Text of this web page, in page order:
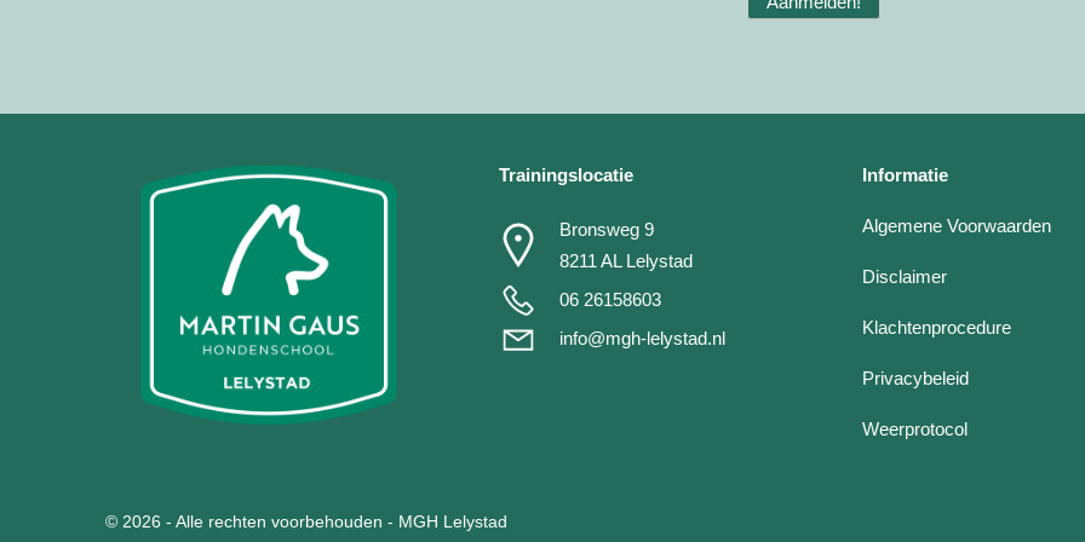
Trainingslocatie
Bronsweg 9
8211 AL Lelystad
06 26158603
info@mgh-lelystad.nl
Informatie
Algemene Voorwaarden
Disclaimer
Klachtenprocedure
Privacybeleid
Weerprotocol
© 2026 - Alle rechten voorbehouden - MGH Lelystad